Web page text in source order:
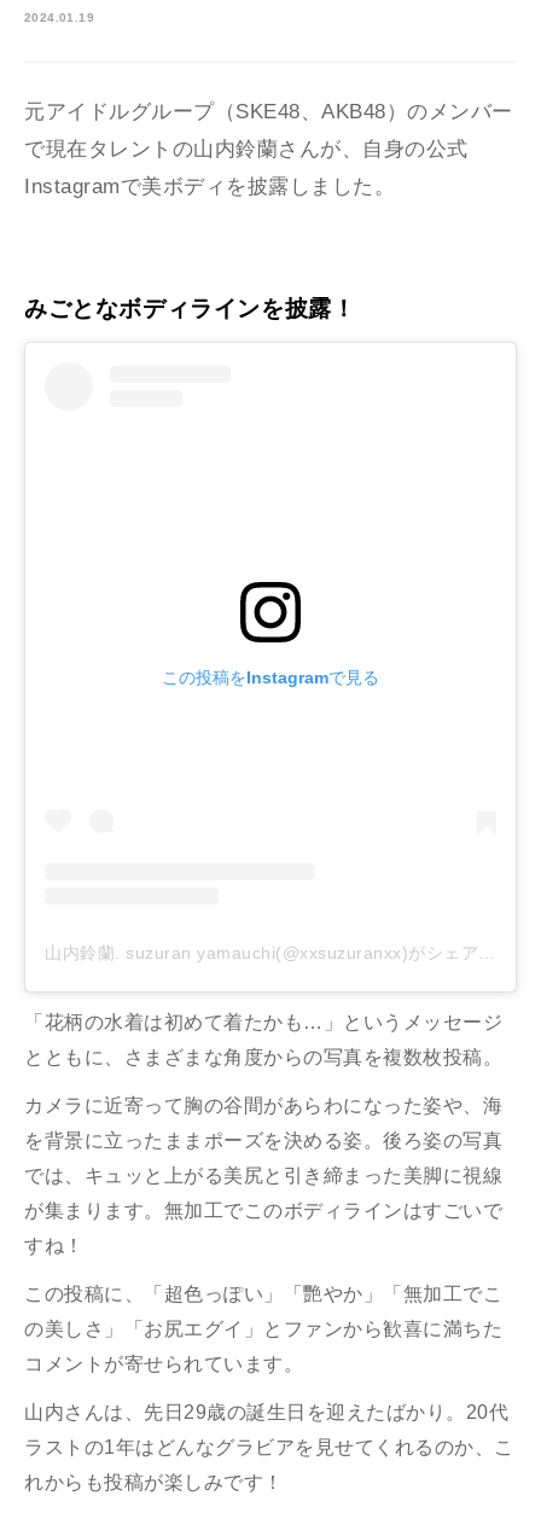
2024.01.19
元アイドルグループ（SKE48、 AKB48 ）のメンバー
で現在タレントの山内鈴蘭さんが、自身の公式
Instagramで美ボディを披露しました。
みごとなボディラインを披露！
この投稿をInstagramで見る
「花柄の水着は初めて着たかも…」というメッセージ
とともに、さまざまな角度からの写真を複数枚投稿。
カメラに近寄って胸の谷間があらわになった姿や、海
を背景に立ったままポーズを決める姿。後ろ姿の写真
では、キュッと上がる美尻と引き締まった美脚に視線
が集まります。無加工でこのボディラインはすごいで
すね！
この投稿に、「超色っぽい」「艷やか」「無加工でこ
の美しさ」「お尻エグイ」とファンから歓喜に満ちた
コメントが寄せられています。
山内さんは、先日29歳の誕生日を迎えたばかり。20代
ラストの1年はどんなグラビアを見せてくれるのか、こ
れからも投稿が楽しみです！